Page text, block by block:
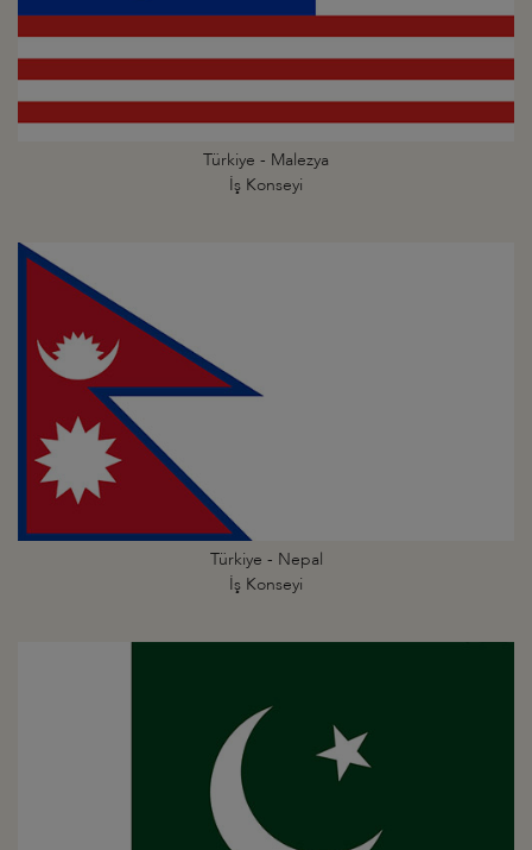
Türkiye - Malezya
İş Konseyi
Türkiye - Nepal
İş Konseyi